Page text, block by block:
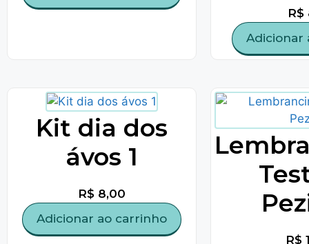
R$
Adicionar
Kit dia dos
ávos 1
R$ 8,00
Adicionar ao carrinho
R$